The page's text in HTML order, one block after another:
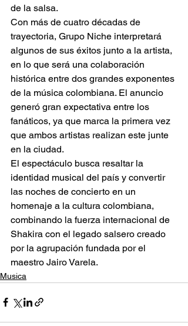
de la salsa.
Con más de cuatro décadas de
trayectoria, Grupo Niche interpretará
algunos de sus éxitos junto a la artista,
en lo que será una colaboración
histórica entre dos grandes exponentes
de la música colombiana. El anuncio
generó gran expectativa entre los
fanáticos, ya que marca la primera vez
que ambos artistas realizan este junte
en la ciudad.
El espectáculo busca resaltar la
identidad musical del país y convertir
las noches de concierto en un
homenaje a la cultura colombiana,
combinando la fuerza internacional de
Shakira con el legado salsero creado
por la agrupación fundada por el
maestro Jairo Varela.
Musica